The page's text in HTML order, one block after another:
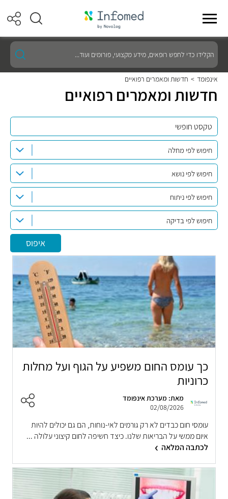
הקלידו
כדי
לחפש
רופאים,
מידע
מקצועי,
פורומים
אינפומד > חדשות ומאמרים רפואיים
חדשות ומאמרים רפואיים
חיפוש לפי מחלה
חיפוש לפי נושא
חיפוש לפי ניתוח
חיפוש לפי בדיקה
איפוס
כך עומס החום משפיע על הגוף ועל מחלות
כרוניות
מאת: מערכת אינפומד
02/08/2026
עומסי חום כבדים לא רק גורמים לאי-נוחות, הם גם יכולים להיות
איום ממשי על הבריאות שלנו. כיצד חשיפה לחום קיצוני עלולה ...
לכתבה המלאה